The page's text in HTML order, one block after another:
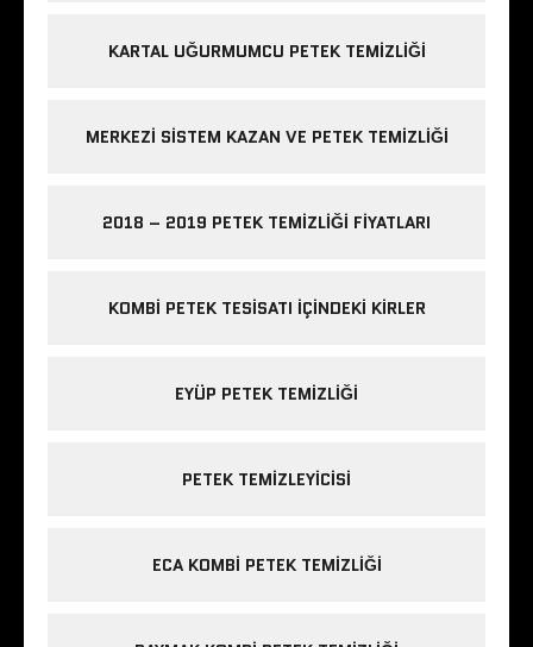
KARTAL UĞURMUMCU PETEK TEMIZLIĞI
MERKEZI SISTEM KAZAN VE PETEK TEMIZLIĞI
2018 – 2019 PETEK TEMIZLIĞI FIYATLARI
KOMBI PETEK TESISATI IÇINDEKI KIRLER
EYÜP PETEK TEMIZLIĞI
PETEK TEMIZLEYICISI
ECA KOMBI PETEK TEMIZLIĞI